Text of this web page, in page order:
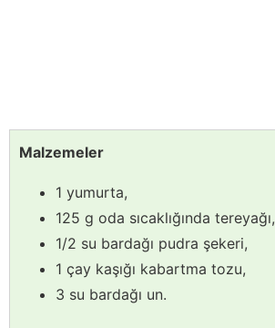
Malzemeler
1 yumurta,
125 g oda sıcaklığında tereyağı,
1/2 su bardağı pudra şekeri,
1 çay kaşığı kabartma tozu,
3 su bardağı un.